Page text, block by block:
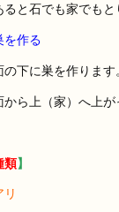
と石でも家でもと
を作る
下に巣を作ります
ら上（家）へ上
類】
リ